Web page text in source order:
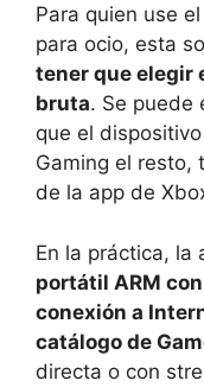
Para quien use
para ocio, esta
tener que elegir
bruta. Se puede
que el
Gaming el resto,
de la app de
En la práctica, la
portátil ARM
conexión a
catálogo de
directa o con